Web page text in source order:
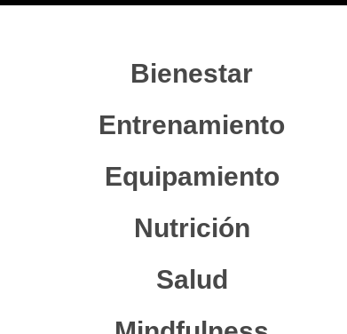
Bienestar
Entrenamiento
Equipamiento
Nutrición
Salud